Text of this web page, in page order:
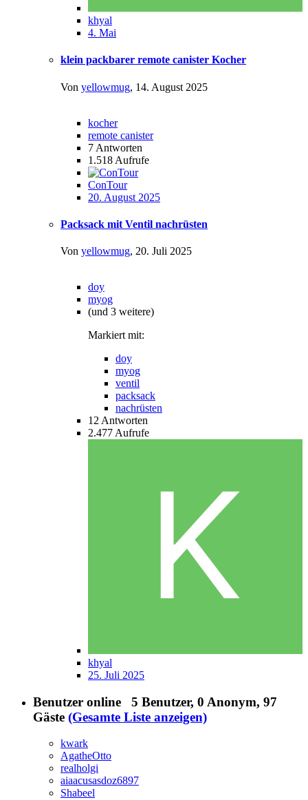
khyal
4. Mai
klein packbarer remote canister Kocher
Von yellowmug, 14. August 2025
kocher
remote canister
7 Antworten
1.518 Aufrufe
ConTour
20. August 2025
Packsack mit Ventil nachrüsten
Von yellowmug, 20. Juli 2025
doy
myog
(und 3 weitere)
Markiert mit:
doy
myog
ventil
packsack
nachrüsten
12 Antworten
2.477 Aufrufe
khyal
25. Juli 2025
Benutzer online 5 Benutzer, 0 Anonym, 97
Gäste (Gesamte Liste anzeigen)
kwark
AgatheOtto
realholgi
aiaacusasdoz6897
Shabeel